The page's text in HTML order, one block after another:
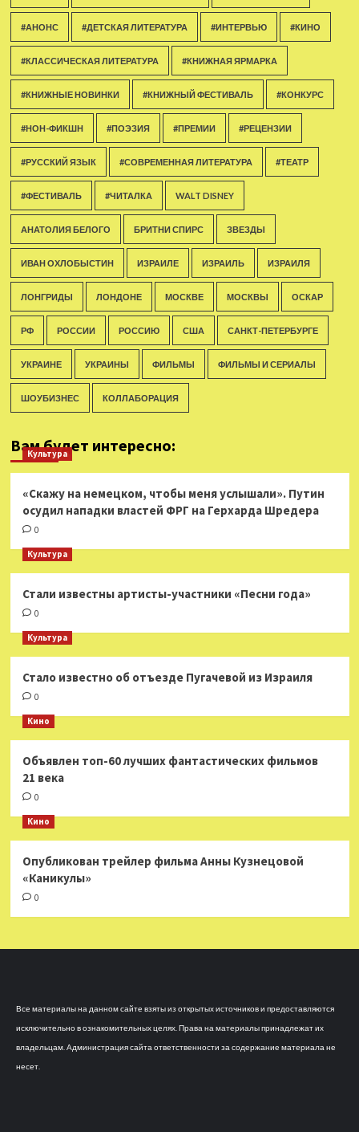
#АНОНС #ДЕТСКАЯ ЛИТЕРАТУРА #ИНТЕРВЬЮ #КИНО
#КЛАССИЧЕСКАЯ ЛИТЕРАТУРА #КНИЖНАЯ ЯРМАРКА
#КНИЖНЫЕ НОВИНКИ #КНИЖНЫЙ ФЕСТИВАЛЬ #КОНКУРС
#НОН-ФИКШН #ПОЭЗИЯ #ПРЕМИИ #РЕЦЕНЗИИ
#РУССКИЙ ЯЗЫК #СОВРЕМЕННАЯ ЛИТЕРАТУРА #ТЕАТР
#ФЕСТИВАЛЬ #ЧИТАЛКА WALT DISNEY
АНАТОЛИЯ БЕЛОГО БРИТНИ СПИРС ЗВЕЗДЫ
ИВАН ОХЛОБЫСТИН ИЗРАИЛЕ ИЗРАИЛЬ ИЗРАИЛЯ
ЛОНГРИДЫ ЛОНДОНЕ МОСКВЕ МОСКВЫ ОСКАР
РФ РОССИИ РОССИЮ США САНКТ-ПЕТЕРБУРГЕ
УКРАИНЕ УКРАИНЫ ФИЛЬМЫ ФИЛЬМЫ И СЕРИАЛЫ
ШОУБИЗНЕС КОЛЛАБОРАЦИЯ
Вам будет интересно:
Культура
«Скажу на немецком, чтобы меня услышали». Путин
осудил нападки властей ФРГ на Герхарда Шредера
0
Культура
Стали известны артисты-участники «Песни года»
0
Культура
Стало известно об отъезде Пугачевой из Израиля
0
Кино
Объявлен топ-60 лучших фантастических фильмов
21 века
0
Кино
Опубликован трейлер фильма Анны Кузнецовой
«Каникулы»
0
Все материалы на данном сайте взяты из открытых источников и предоставляются
исключительно в ознакомительных целях. Права на материалы принадлежат их
владельцам. Администрация сайта ответственности за содержание материала не
несет.